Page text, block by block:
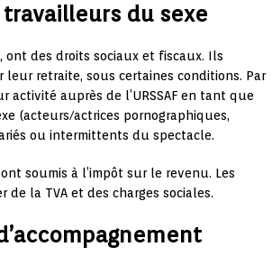
du sexe
des droits sociaux et fiscaux. Ils
leur retraite, sous certaines conditions. Par
auprès de l’URSSAF en tant que
(acteurs/actrices pornographiques,
ou intermittents du spectacle.
soumis à l’impôt sur le revenu. Les
la TVA et des charges sociales.